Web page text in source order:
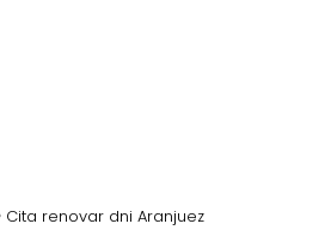
Cita renovar dni Aranjuez